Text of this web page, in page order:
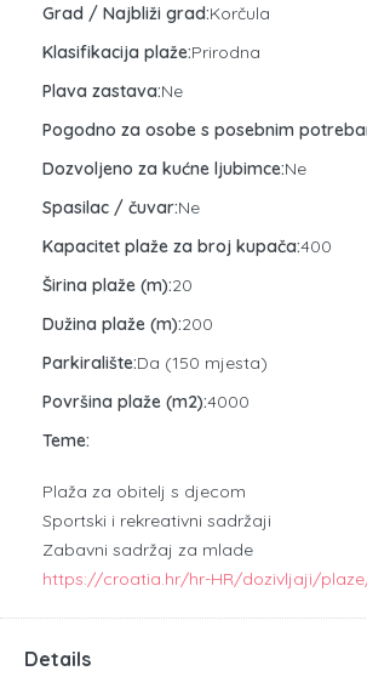
Grad / Najbliži grad:Korčula
Klasifikacija plaže:Prirodna
Plava zastava:Ne
Pogodno za osobe s posebnim
Dozvoljeno za kućne ljubimce:Ne
Spasilac / čuvar:Ne
Kapacitet plaže za broj kupača:400
Širina plaže (m):20
Dužina plaže (m):200
Parkiralište:Da (150 mjesta)
Površina plaže (m2):4000
Teme:
Plaža za obitelj s djecom
Sportski i rekreativni sadržaji
Zabavni sadržaj za mlade
https://croatia.hr/hr-HR/dozivljaji/
Details